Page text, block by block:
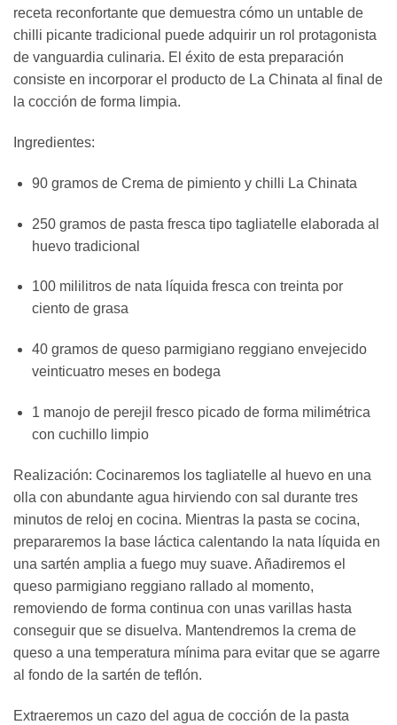
receta reconfortante que demuestra cómo un untable de
chilli picante tradicional puede adquirir un rol protagonista
de vanguardia culinaria. El éxito de esta preparación
consiste en incorporar el producto de La Chinata al final de
la cocción de forma limpia.
Ingredientes:
90 gramos de Crema de pimiento y chilli La Chinata
250 gramos de pasta fresca tipo tagliatelle elaborada al
huevo tradicional
100 mililitros de nata líquida fresca con treinta por
ciento de grasa
40 gramos de queso parmigiano reggiano envejecido
veinticuatro meses en bodega
1 manojo de perejil fresco picado de forma milimétrica
con cuchillo limpio
Realización: Cocinaremos los tagliatelle al huevo en una
olla con abundante agua hirviendo con sal durante tres
minutos de reloj en cocina. Mientras la pasta se cocina,
prepararemos la base láctica calentando la nata líquida en
una sartén amplia a fuego muy suave. Añadiremos el
queso parmigiano reggiano rallado al momento,
removiendo de forma continua con unas varillas hasta
conseguir que se disuelva. Mantendremos la crema de
queso a una temperatura mínima para evitar que se agarre
al fondo de la sartén de teflón.
Extraeremos un cazo del agua de cocción de la pasta